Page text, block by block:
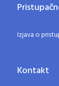
Izjava o
Kontakt